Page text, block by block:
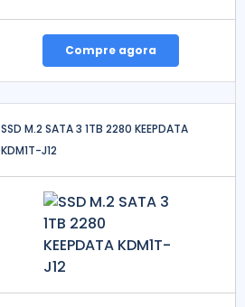
Compre agora
SSD M.2 SATA 3 1TB 2280 KEEPDATA
KDM1T-J12